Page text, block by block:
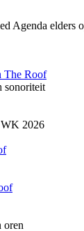
Agenda elders
The Roof
sonoriteit
2026
oren